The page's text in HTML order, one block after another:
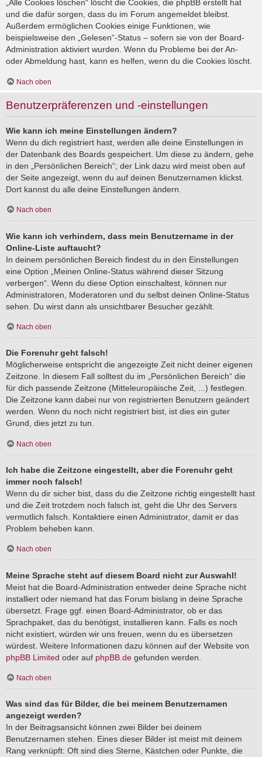
„Alle Cookies löschen“ löscht die Cookies, die phpBB erstellt hat
und die dafür sorgen, dass du im Forum angemeldet bleibst.
Außerdem ermöglichen Cookies einige Funktionen, wie
beispielsweise den „Gelesen“-Status – sofern sie von der Board-
Administration aktiviert wurden. Wenn du Probleme bei der An-
oder Abmeldung hast, kann es helfen, wenn du die Cookies löscht.
Nach oben
Benutzerpräferenzen und -einstellungen
Wie kann ich meine Einstellungen ändern?
Wenn du dich registriert hast, werden alle deine Einstellungen in
der Datenbank des Boards gespeichert. Um diese zu ändern, gehe
in den „Persönlichen Bereich“; der Link dazu wird meist oben auf
der Seite angezeigt, wenn du auf deinen Benutzernamen klickst.
Dort kannst du alle deine Einstellungen ändern.
Nach oben
Wie kann ich verhindern, dass mein Benutzername in der
Online-Liste auftaucht?
In deinem persönlichen Bereich findest du in den Einstellungen
eine Option „Meinen Online-Status während dieser Sitzung
verbergen“. Wenn du diese Option einschaltest, können nur
Administratoren, Moderatoren und du selbst deinen Online-Status
sehen. Du wirst dann als unsichtbarer Besucher gezählt.
Nach oben
Die Forenuhr geht falsch!
Möglicherweise entspricht die angezeigte Zeit nicht deiner eigenen
Zeitzone. In diesem Fall solltest du im „Persönlichen Bereich“ die
für dich passende Zeitzone (Mitteleuropäische Zeit, ...) festlegen.
Die Zeitzone kann dabei nur von registrierten Benutzern geändert
werden. Wenn du noch nicht registriert bist, ist dies ein guter
Grund, dies jetzt zu tun.
Nach oben
Ich habe die Zeitzone eingestellt, aber die Forenuhr geht
immer noch falsch!
Wenn du dir sicher bist, dass du die Zeitzone richtig eingestellt hast
und die Zeit trotzdem noch falsch ist, geht die Uhr des Servers
vermutlich falsch. Kontaktiere einen Administrator, damit er das
Problem beheben kann.
Nach oben
Meine Sprache steht auf diesem Board nicht zur Auswahl!
Meist hat die Board-Administration entweder deine Sprache nicht
installiert oder niemand hat das Forum bislang in deine Sprache
übersetzt. Frage ggf. einen Board-Administrator, ob er das
Sprachpaket, das du benötigst, installieren kann. Falls es noch
nicht existiert, würden wir uns freuen, wenn du es übersetzen
würdest. Weitere Informationen dazu können auf der Website von
phpBB Limited oder auf phpBB.de gefunden werden.
Nach oben
Was sind das für Bilder, die bei meinem Benutzernamen
angezeigt werden?
In der Beitragsansicht können zwei Bilder bei deinem
Benutzernamen stehen. Eines dieser Bilder ist meist mit deinem
Rang verknüpft: Oft sind dies Sterne, Kästchen oder Punkte, die